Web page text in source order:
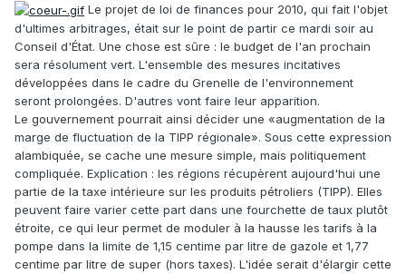
Le projet de loi de finances pour 2010, qui fait l'objet
d'ultimes arbitrages, était sur le point de partir ce mardi soir au
Conseil d'État. Une chose est sûre : le budget de l'an prochain
sera résolument vert. L'ensemble des mesures incitatives
développées dans le cadre du Grenelle de l'environnement
seront prolongées. D'autres vont faire leur apparition.
Le gouvernement pourrait ainsi décider une «augmentation de la
marge de fluctuation de la TIPP régionale». Sous cette expression
alambiquée, se cache une mesure simple, mais politiquement
compliquée. Explication : les régions récupèrent aujourd'hui une
partie de la taxe intérieure sur les produits pétroliers (TIPP). Elles
peuvent faire varier cette part dans une fourchette de taux plutôt
étroite, ce qui leur permet de moduler à la hausse les tarifs à la
pompe dans la limite de 1,15 centime par litre de gazole et 1,77
centime par litre de super (hors taxes). L'idée serait d'élargir cette